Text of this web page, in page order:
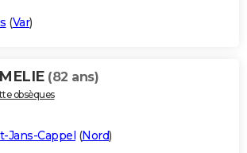
(Var)
(82 ans)
obsèques
Jans-Cappel (Nord)